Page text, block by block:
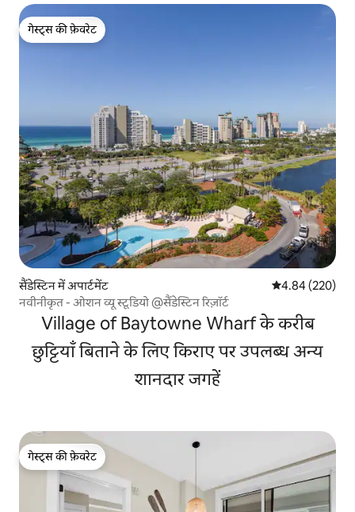
गेस्ट्स की फ़ेवरेट
गेस्ट्स की फ़ेवरेट
सैंडेस्टिन में अपार्टमेंट औसत रेटिंग 5 में से
4.84 (220)
नवीनीकृत - ओशन व्यू स्टूडियो @सैंडेस्टिन रिज़ॉर्ट
Village of Baytowne Wharf के करीब
छुट्टियाँ बिताने के लिए किराए पर उपलब्ध अन्य
शानदार जगहें
गेस्ट्स की फ़ेवरेट
गेस्ट्स की फ़ेवरेट